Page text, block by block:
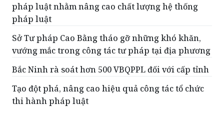
pháp luật nhằm nâng cao chất lượng hệ thống
pháp luật
Sở Tư pháp Cao Bằng tháo gỡ những khó khăn,
vướng mắc trong công tác tư pháp tại địa phương
Bắc Ninh rà soát hơn 500 VBQPPL đối với cấp tỉnh
Tạo đột phá, nâng cao hiệu quả công tác tổ chức
thi hành pháp luật